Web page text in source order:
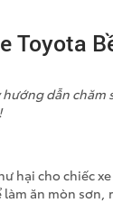
Toyota
dẫn chăm
hại cho chiếc
ăn mòn sơn,